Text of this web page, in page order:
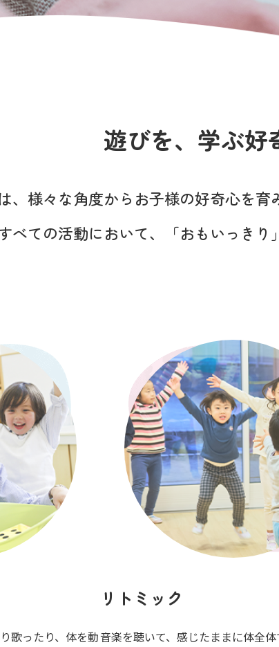
遊びを、学ぶ好
、様々な角度から お子様の好奇心を育
べての活動において、
「おもいっき
歌ったり、体を動
リトミック
音楽を聴いて、感じたままに体全